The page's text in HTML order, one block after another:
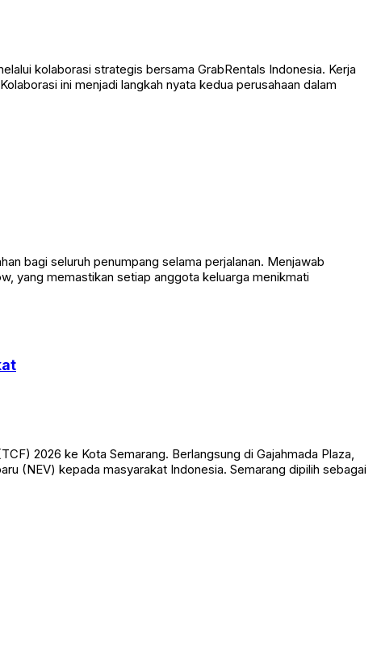
kolaborasi strategis bersama GrabRentals Indonesia. Kerja
ini menjadi langkah nyata kedua perusahaan dalam
bagi seluruh penumpang selama perjalanan. Menjawab
yang memastikan setiap anggota keluarga menikmati
2026 ke Kota Semarang. Berlangsung di Gajahmada Plaza,
(NEV) kepada masyarakat Indonesia. Semarang dipilih sebagai